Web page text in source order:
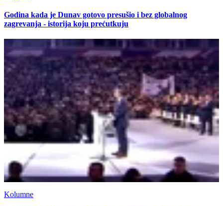
Godina kada je Dunav gotovo presušio i bez globalnog
zagrevanja - istorija koju prećutkuju
Kolumne